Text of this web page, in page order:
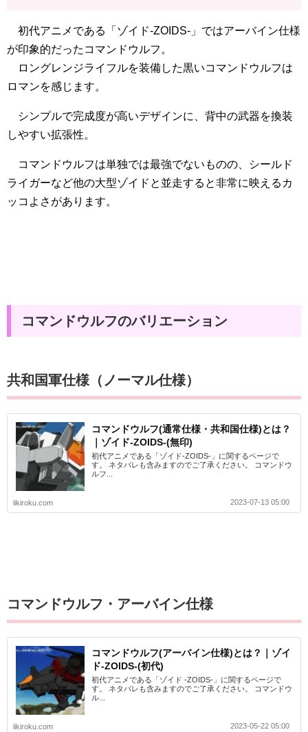
初代アニメである「ゾイド-ZOIDS-」ではアーバイン仕様
が印象的だったコマンドウルフ。
ロングレンジライフルを装備した黒いコマンドウルフは
ロマンを感じます。
シンプルで完成度が高いデザインに、背中の武器を換装
しやすい拡張性。
コマンドウルフは単独では最強でないものの、シールド
ライガーなど他の大型ゾイドと並走すると非常に映えるカ
ッコよさがあります。
コマンドウルフのバリエーション
共和国軍仕様（ノーマル仕様）
コマンドウルフ(通常仕様・共和国仕様)とは？
｜ゾイド-ZOIDS-(無印)
初代アニメである「ゾイド-ZOIDS-」に関するページで
す。 ネタバレも含みますのでご了承ください。 コマンドウ
ルフ...
likiroku.com 2023-07-13 05:00
コマンドウルフ・アーバイン仕様
コマンドウルフ(アーバイン仕様)とは？｜ゾイ
ド-ZOIDS-(初代)
初代アニメである「ゾイド -ZOIDS-」に関するページで
す。 ネタバレも含みますのでご了承ください。 コマンドウ
ル...
likiroku.com 2023-05-22 05:00